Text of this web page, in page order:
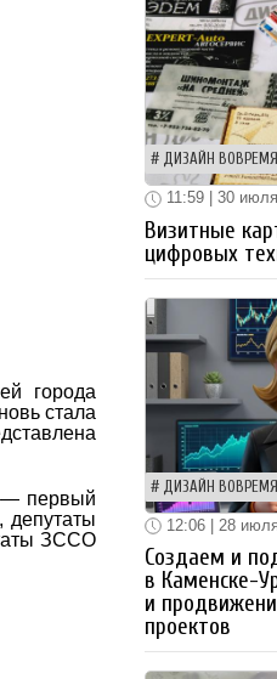
города
стала
— первый
депутаты
ЗССО
ДИЗАЙН ВОВРЕМЯ
11:59 | 30 июля
Визитные
цифровых
ДИЗАЙН ВОВРЕМЯ
12:06 | 28 июля
Создаем и
в Каменске-
и
проектов